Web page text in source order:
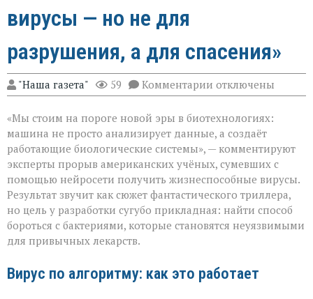
вирусы — но не для
разрушения, а для спасения»
"Наша газета" 59 Комментарии к
записи
научился
писать
вирусы — но
не
для
разрушения,
а
для
спасения»
отключены
«Мы стоим на пороге новой эры в биотехнологиях:
машина не просто анализирует данные, а создаёт
работающие биологические системы», — комментируют
эксперты прорыв американских учёных, сумевших с
помощью нейросети получить жизнеспособные вирусы.
Результат звучит как сюжет фантастического триллера,
но цель у разработки сугубо прикладная: найти способ
бороться с бактериями, которые становятся неуязвимыми
для привычных лекарств.
Вирус по алгоритму: как это работает